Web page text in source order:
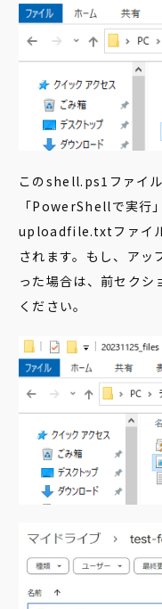
このshell.ps1ファイル
「PowerShellで実行
uploadfile.txtファイ
されます。もし、アッ
った場合は、前セクシ
ください。